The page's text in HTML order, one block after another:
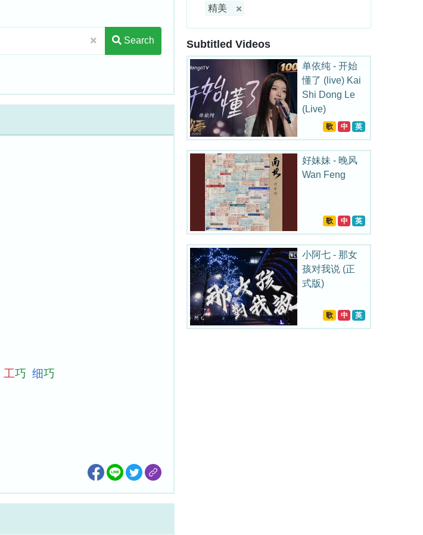
Search
工巧 细巧
精美
Subtitled Videos
单依纯 - 开始
懂了 (live) Kai
Shi Dong Le
(Live)
歌 中 英
好妹妹 - 晚风
Wan Feng
歌 中 英
小阿七 - 那女
孩对我说 (正
式版)
歌 中 英